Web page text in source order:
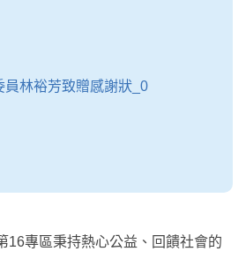
16專區秉持熱心公益、回饋社會的